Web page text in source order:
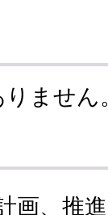
りません
画、推進